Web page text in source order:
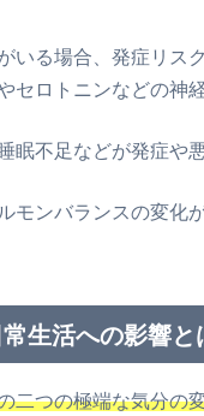
いる場合、発症リス
セロトニンなどの神
眠不足などが発症や
モンバランスの変化
生活への影響と
二つの極端な気分の